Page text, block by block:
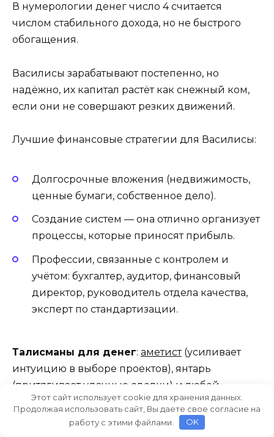
В нумерологии денег число 4 считается
числом стабильного дохода, но не быстрого
обогащения.
Василисы зарабатывают постепенно, но
надёжно, их капитал растёт как снежный ком,
если они не совершают резких движений.
Лучшие финансовые стратегии для Василисы:
Долгосрочные вложения (недвижимость,
ценные бумаги, собственное дело).
Создание систем — она отлично организует
процессы, которые приносят прибыль.
Профессии, связанные с контролем и
учётом: бухгалтер, аудитор, финансовый
директор, руководитель отдела качества,
эксперт по стандартизации.
Талисманы для денег: аметист(усиливает
интуицию в выборе проектов), янтарь
(притягивает удачные сделки) и любой
предмет синего цвета на рабочем столе.
Хорошо носить одежду с оттенками синего,
Этот сайт использует cookie для хранения данных.
Продолжая использовать сайт, Вы даете свое согласие на
работу с этими файлами.
OK